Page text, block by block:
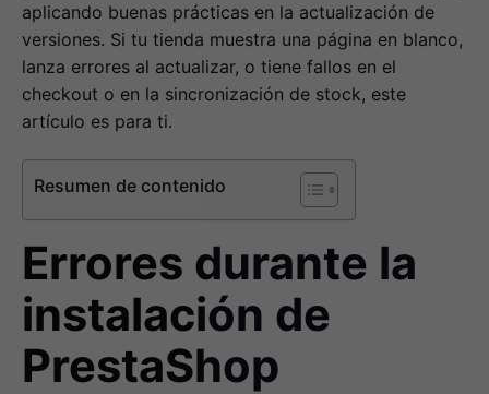
aplicando buenas prácticas en la actualización de
versiones. Si tu tienda muestra una página en blanco,
lanza errores al actualizar, o tiene fallos en el
checkout o en la sincronización de stock, este
artículo es para ti.
Resumen de contenido
Errores durante la
instalación de
PrestaShop